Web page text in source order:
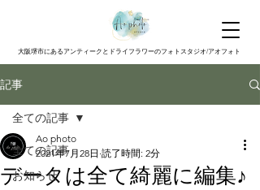
大阪堺市にあるアンティークとドライフラワーのフォトスタジオ/アオフォト
記事
全ての記事
お知らせ
全ての記事
データは全て綺麗に編集♪
Ao photo
2021年7月28日 読了時間: 2分